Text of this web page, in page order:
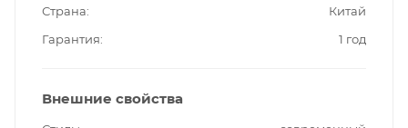
Страна
Китай
Гарантия
1 год
Внешние свойства